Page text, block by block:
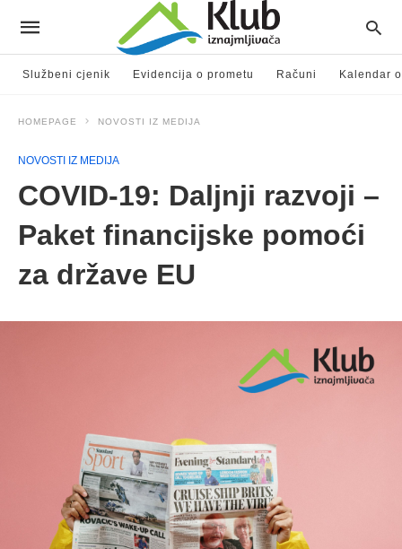
Službeni cjenik Evidencija o prometu Računi Kalendar
HOMEPAGE NOVOSTI IZ MEDIJA
NOVOSTI IZ MEDIJA
COVID-19: Daljnji razvoji –
Paket financijske pomoći
za države EU